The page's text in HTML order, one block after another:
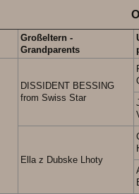
Großeltern -
Grandparents
DISSIDENT BESSING
from Swiss Star
Ella z Dubske Lhoty